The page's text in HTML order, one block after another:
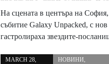
На сцената в центъра на София,
събитие Galaxy Unpacked, с
гастролираха звездите-
MARCH 28,
НОВИНИ,